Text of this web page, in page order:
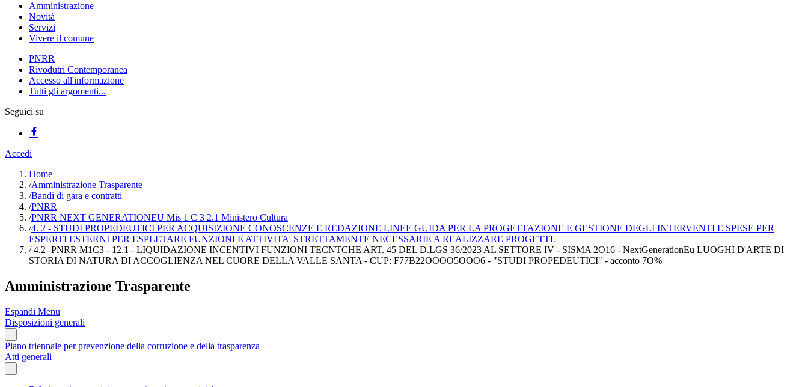
Amministrazione
Novità
Servizi
Vivere il comune
PNRR
Rivodutri Contemporanea
Accesso all'informazione
Tutti gli argomenti...
Seguici su
Accedi
Home
/Amministrazione Trasparente
/Bandi di gara e contratti
/PNRR
/PNRR NEXT GENERATIONEU Mis 1 C 3 2.1 Ministero Cultura
/4. 2 - STUDI PROPEDEUTICI PER ACQUISIZIONE CONOSCENZE E REDAZIONE LINEE GUIDA PER LA PROGETTAZIONE E GESTIONE DEGLI INTERVENTI E SPESE PER
ESPERTI ESTERNI PER ESPLETARE FUNZIONI E ATTIVITA' STRETTAMENTE NECESSARIE A REALIZZARE PROGETTI.
/4.2 -PNRR M1C3 - 12.1 - LIQUIDAZIONE INCENTIVI FUNZIONI TECNTCHE ART. 45 DEL D.LGS 36/2023 AL SETTORE IV - SISMA 2O16 - NextGenerationEu LUOGHI D'ARTE DI
STORIA DI NATURA DI ACCOGLIENZA NEL CUORE DELLA VALLE SANTA - CUP: F77B22OOOO5OOO6 - "STUDI PROPEDEUTICI" - acconto 7O%
Amministrazione Trasparente
Espandi Menu
Disposizioni generali
Piano triennale per prevenzione della corruzione e della trasparenza
Atti generali